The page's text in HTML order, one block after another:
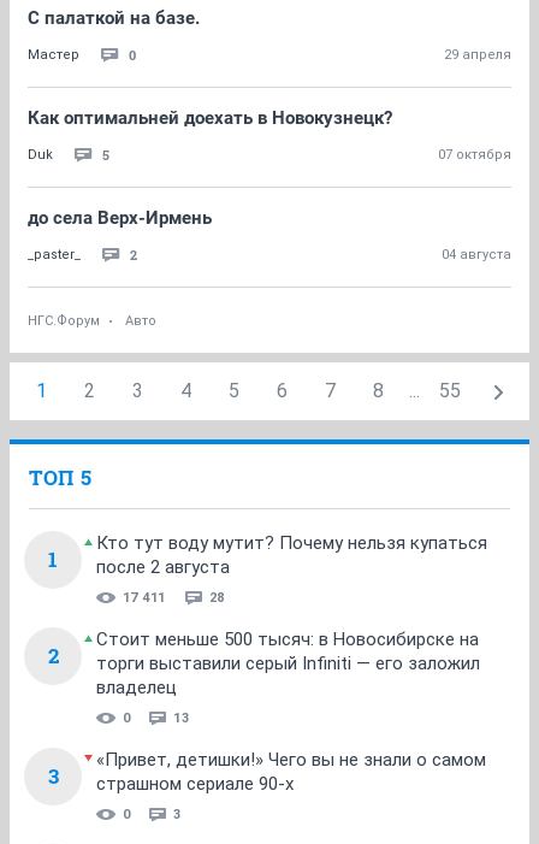
С палаткой на базе.
Мастер 0 29 апреля
Как оптимальней доехать в Новокузнецк?
Duk 5 07 октября
до села Верх-Ирмень
_paster_ 2 04 августа
НГС.Форум Авто
1 2 3 4 5 6 7 8 ... 55
ТОП 5
1
Кто тут воду мутит? Почему нельзя купаться
после 2 августа
17 411 28
2
Стоит меньше 500 тысяч: в Новосибирске на
торги выставили серый Infiniti — его заложил
владелец
0 13
3
«Привет, детишки!» Чего вы не знали о самом
страшном сериале 90-х
0 3